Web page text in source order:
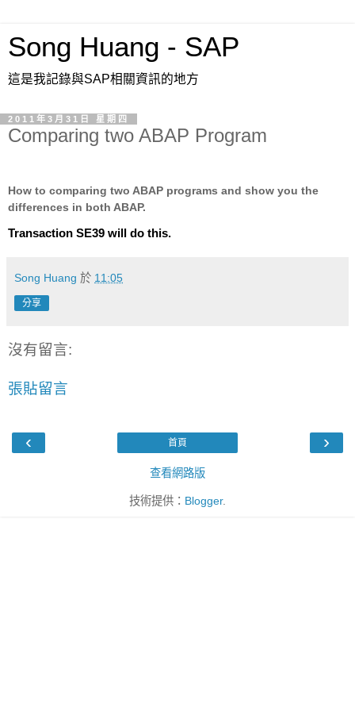
Song Huang - SAP
這是我記錄與SAP相關資訊的地方
2011年3月31日 星期四
Comparing two ABAP Program
How to comparing two ABAP programs and show you the
differences in both ABAP.
Transaction SE39 will do this.
Song Huang 於 11:05
分享
沒有留言:
張貼留言
‹ ›
首頁
查看網路版
技術提供： Blogger.